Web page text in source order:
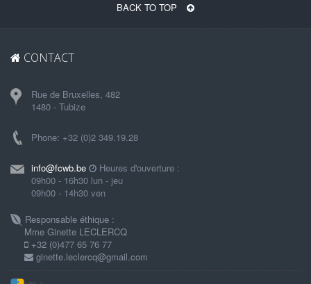
BACK TO TOP
CONTACT
Rue de Bruxelles, 482
1480 - Tubize
Phone: +32 (0)2 349.19.28
info@fcwb.be
Heures d'ouverture :
09h00 - 16h30 lun - jeu
09h00 - 14h30 ven
Responsable éthique :
Mme Ginette LECLERCQ
+32 (0)477 65 76 77
ginette.leclercq@gmail.com